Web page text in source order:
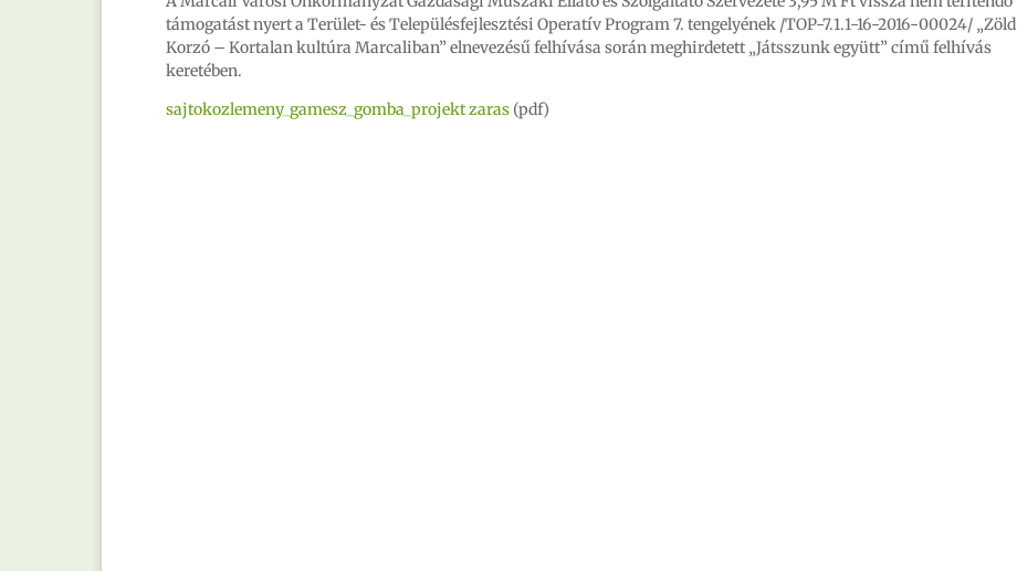
támogatást nyert a Terület- és Településfejlesztési Operatív Program 7. tengelyének /TOP-7.1.1-16-2016-00024/ „Zöld
Korzó – Kortalan kultúra Marcaliban” elnevezésű felhívása során meghirdetett „Játsszunk együtt” című felhívás
keretében.
sajtokozlemeny_gamesz_gomba_projekt zaras (pdf)